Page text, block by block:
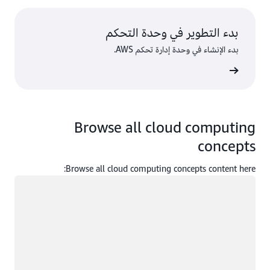
بدء التطوير في وحدة التحكم
بدء الإنشاء في وحدة إدارة تحكم AWS.
Browse all cloud computing
concepts
Browse all cloud computing concepts content here: